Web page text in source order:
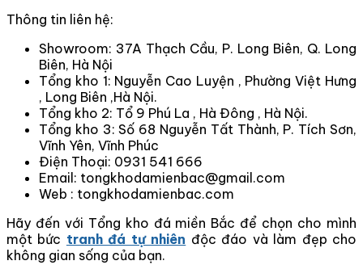
Thông tin liên hệ:
Showroom: 37A Thạch Cầu, P. Long Biên, Q. Long
Biên, Hà Nội
Tổng kho 1: Nguyễn Cao Luyện , Phường Việt Hưng
, Long Biên ,Hà Nội.
Tổng kho 2: Tổ 9 Phú La , Hà Đông , Hà Nội.
Tổng kho 3: Số 68 Nguyễn Tất Thành, P. Tích Sơn,
Vĩnh Yên, Vĩnh Phúc
Điện Thoại: 0931 541 666
Email: tongkhodamienbac@gmail.com
Web : tongkhodamienbac.com
Hãy đến với Tổng kho đá miền Bắc để chọn cho mình
một bức tranh đá tự nhiên độc đáo và làm đẹp cho
không gian sống của bạn.